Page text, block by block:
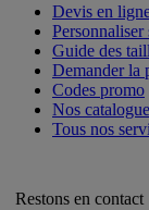
Devis en
Guide des
Demander la
Codes promo
Nos
Tous nos
Restons en contact